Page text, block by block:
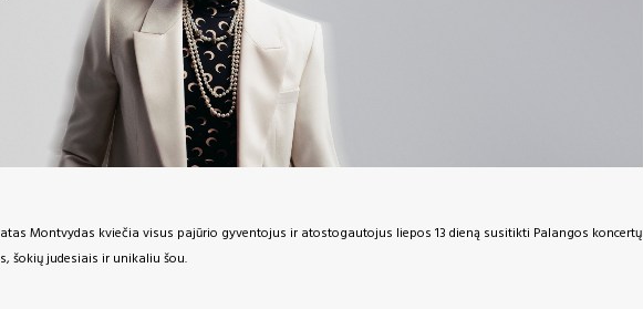
Montvydas kviečia visus pajūrio gyventojus ir atostogautojus liepos 13 dieną susitikti Palangos koncertų
šokių judesiais ir unikaliu šou.